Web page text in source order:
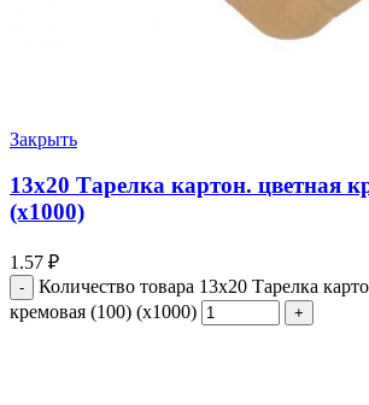
Закрыть
13х20 Тарелка картон. цветная
(х1000)
1.57 ₽
Количество товара 13х20 Тарелка
кремовая (100) (х1000)